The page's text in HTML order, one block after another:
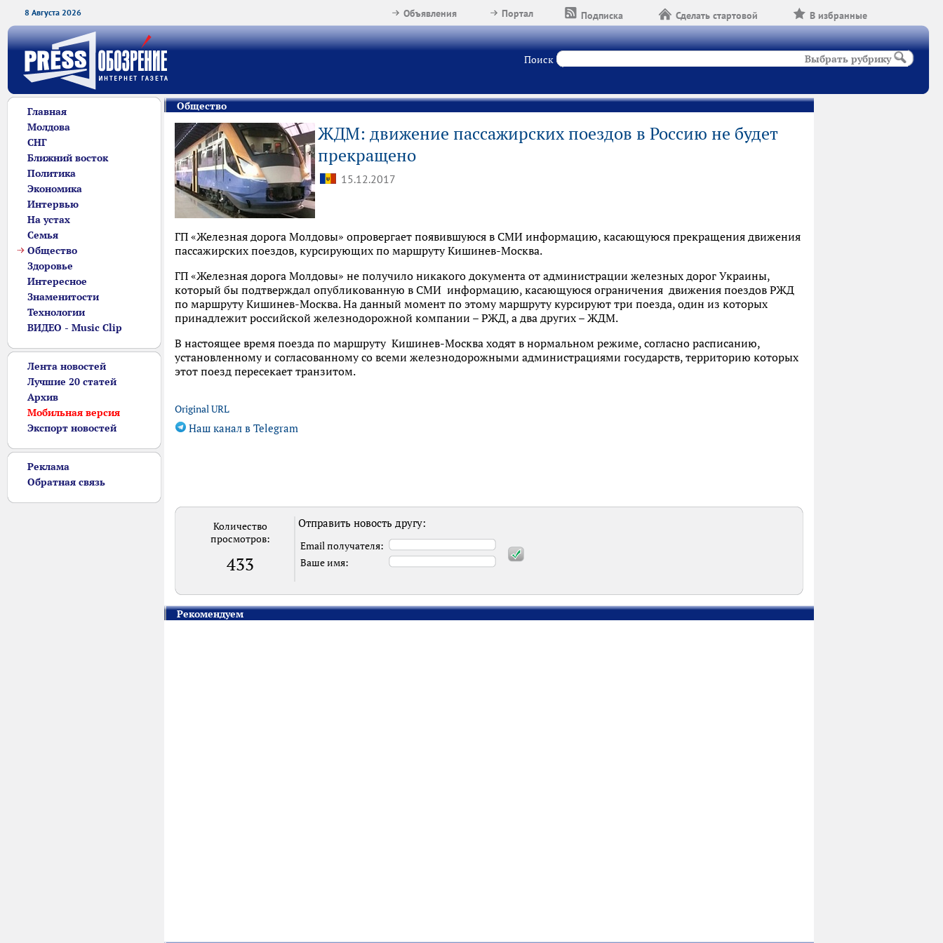
8 Августа 2026 В избранные
Сделать стартовой
Подписка
Портал
Объявления
Поиск Выбрать рубрику
Главная
Молдова
СНГ
Ближний восток
Политика
Экономика
Интервью
На устах
Семья
Общество
Здоровье
Интересное
Знаменитости
Технологии
ВИДЕО - Music Clip
Лента новостей
Лучшие 20 статей
Архив
Мобильная версия
Экспорт новостей
Реклама
Обратная связь
Общество
ЖДМ: движение пассажирских поездов в Россию не будет
прекращено
15.12.2017
ГП «Железная дорога Молдовы» опровергает появившуюся в СМИ информацию, касающуюся прекращения движения
пассажирских поездов, курсирующих по маршруту Кишинев-Москва.
ГП «Железная дорога Молдовы» не получило никакого документа от администрации железных дорог Украины,
который бы подтверждал опубликованную в СМИ информацию, касающуюся ограничения движения поездов РЖД
по маршруту Кишинев-Москва. На данный момент по этому маршруту курсируют три поезда, один из которых
принадлежит российской железнодорожной компании – РЖД, а два других – ЖДМ.
В настоящее время поезда по маршруту Кишинев-Москва ходят в нормальном режиме, согласно расписанию,
установленному и согласованному со всеми железнодорожными администрациями государств, территорию которых
этот поезд пересекает транзитом.
Original URL
Наш канал в Telegram
Количество
просмотров:
433
Отправить новость другу:
Email получателя:
Ваше имя:
Рекомендуем